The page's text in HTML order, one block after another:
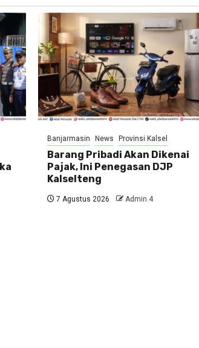
Banjarmasin News Provinsi Kalsel
Barang Pribadi Akan Dikenai
Pajak, Ini Penegasan DJP
Kalselteng
7 Agustus 2026 Admin 4